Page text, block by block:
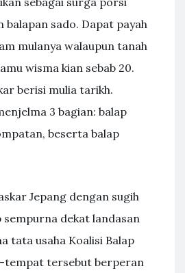
balapan sado. Dapat payah
mulanya walaupun tanah
wisma kian sebab 20.
berisi mulia tarikh.
3 bagian: balap
beserta balap
Jepang dengan sugih
sempurna dekat landasan
tata usaha Koalisi Balap
tempat tersebut berperan